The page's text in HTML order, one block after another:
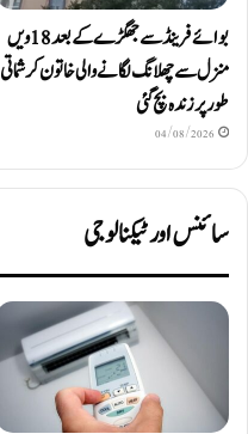
بوائے فرینڈ سے جھگڑے کے بعد 18 ویں
منزل سے چھلانگ لگانے والی خاتون کرشماتی
طور پر زندہ بچ گئی
04/08/2026
سائنس اور ٹیکنالوجی